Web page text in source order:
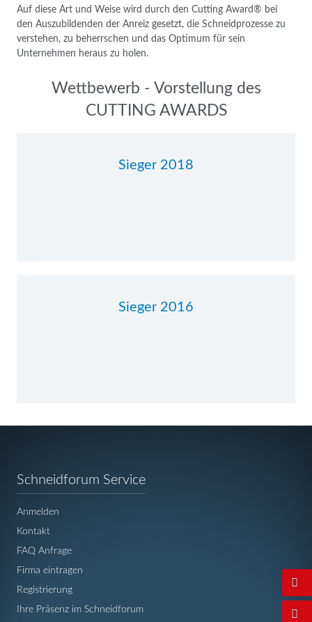
Auf diese Art und Weise wird durch den Cutting Award® bei
den Auszubildenden der Anreiz gesetzt, die Schneidprozesse zu
verstehen, zu beherrschen und das Optimum für sein
Unternehmen heraus zu holen.
Navigation
überspringen
Wettbewerb - Vorstellung des
CUTTING AWARDS
Sieger 2018
Sieger 2016
Schneidforum Service
Anmelden
Kontakt
FAQ Anfrage
Firma eintragen
Registrierung
Ihre Präsenz im Schneidforum